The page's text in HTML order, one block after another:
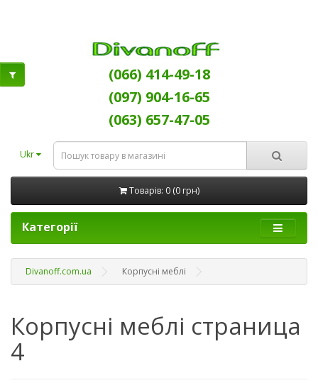
(066) 414-49-18
(097) 904-16-65
(063) 657-47-05
Ukr
Товарів: 0 (0 грн)
Категорії
Divanoff.com.ua Корпусні меблі
Корпусні меблі страница
4